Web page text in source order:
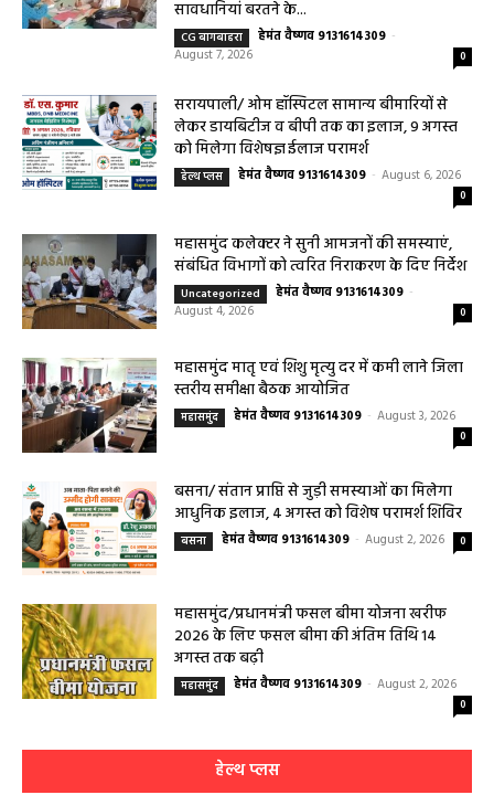
सावधानियां बरतने के...
CG बागबाहरा हेमंत वैष्णव 9131614309
August 7, 2026
0
सरायपाली/ ओम हॉस्पिटल सामान्य बीमारियों से
लेकर डायबिटीज व बीपी तक का इलाज, 9 अगस्त
को मिलेगा विशेषज्ञ ईलाज परामर्श
हेल्थ प्लस हेमंत वैष्णव 9131614309 August 6, 2026
0
महासमुंद कलेक्टर ने सुनी आमजनों की समस्याएं,
संबंधित विभागों को त्वरित निराकरण के दिए निर्देश
Uncategorized हेमंत वैष्णव 9131614309
August 4, 2026
0
महासमुंद मातृ एवं शिशु मृत्यु दर में कमी लाने जिला
स्तरीय समीक्षा बैठक आयोजित
महासमुंद हेमंत वैष्णव 9131614309 August 3, 2026
0
बसना/ संतान प्राप्ति से जुड़ी समस्याओं का मिलेगा
आधुनिक इलाज, 4 अगस्त को विशेष परामर्श शिविर
बसना हेमंत वैष्णव 9131614309 August 2, 2026 0
महासमुंद/प्रधानमंत्री फसल बीमा योजना खरीफ
2026 के लिए फसल बीमा की अंतिम तिथि 14
अगस्त तक बढ़ी
महासमुंद हेमंत वैष्णव 9131614309 August 2, 2026
0
हेल्थ प्लस